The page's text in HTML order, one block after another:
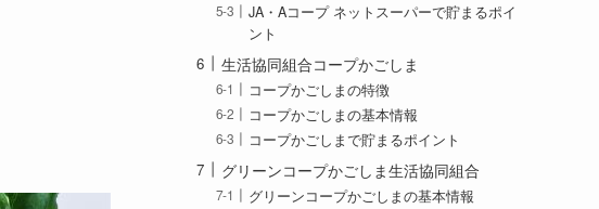
JA・Aコープ ネットスーパーで貯まるポイ
ント
生活協同組合コープかごしま
コープかごしまの特徴
コープかごしまの基本情報
コープかごしまで貯まるポイント
グリーンコープかごしま生活協同組合
グリーンコープかごしまの基本情報